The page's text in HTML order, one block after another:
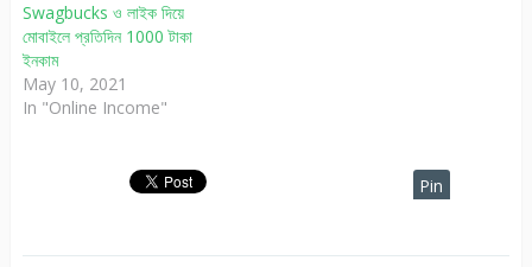
Swagbucks ও লাইক দিয়ে
মোবাইলে প্রতিদিন 1000 টাকা
ইনকাম
May 10, 2021
In "Online Income"
Pin